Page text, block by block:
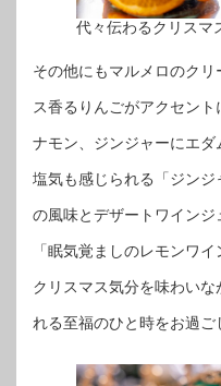
代々伝わるクリスマ
その他にもマルメロのク
ス香るりんごがアクセン
ナモン、ジンジャーにエ
塩気も感じられる「ジン
の風味とデザートワイン
「眠気覚ましのレモンワ
クリスマス気分を味わい
れる至福のひと時をお過ご